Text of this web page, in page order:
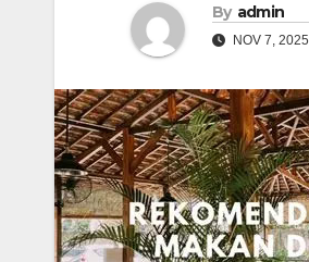
By admin
NOV 7, 2025